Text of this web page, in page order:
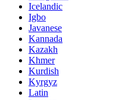
Icelandic
Igbo
Javanese
Kannada
Kazakh
Khmer
Kurdish
Kyrgyz
Latin